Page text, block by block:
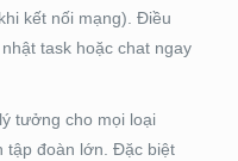
kết nối mạng). Điều
task hoặc chat ngay
tưởng cho mọi loại
tập đoàn lớn. Đặc biệt